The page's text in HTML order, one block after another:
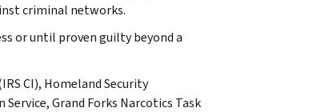
criminal networks.
or until proven guilty beyond a
CI), Homeland Security
Grand Forks Narcotics Task